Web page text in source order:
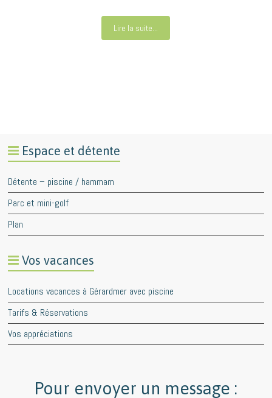
Lire la suite...
Espace et détente
Détente – piscine / hammam
Parc et mini-golf
Plan
Vos vacances
Locations vacances à Gérardmer avec piscine
Tarifs & Réservations
Vos appréciations
Pour envoyer un message :